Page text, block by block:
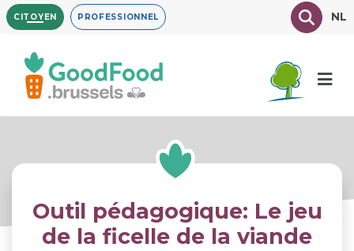
Aller
au
contenu
principal
CITOYEN PROFESSIONNEL TexteNL
Outil pédagogique: Le jeu
de la ficelle de la viande